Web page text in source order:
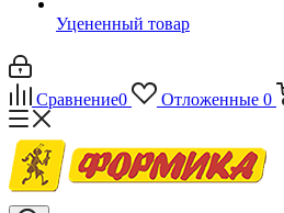
Уцененный товар
Сравнение0 Отложенные 0